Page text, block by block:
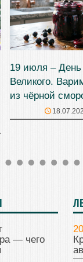
19 июля –
Великого.
из чёрной
— чего